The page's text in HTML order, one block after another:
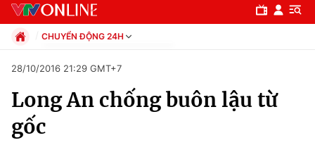
Chuyên mục
Chính trị
CHUYỂN ĐỘNG 24H
Xã hội
Pháp luật
Kinh tế
28/10/2016 21:29 GMT+7
Long An chống buôn lậu từ
gốc